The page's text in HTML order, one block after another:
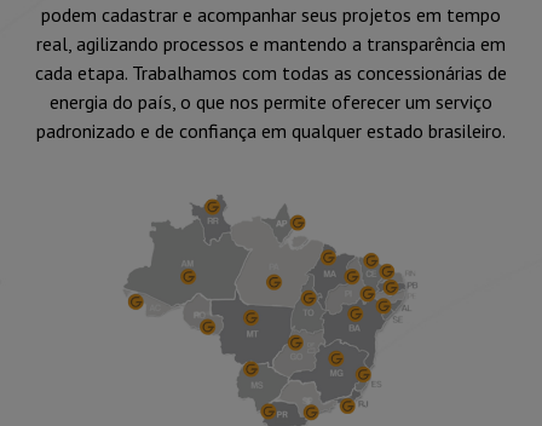
podem cadastrar e acompanhar seus projetos em tempo
real, agilizando processos e mantendo a transparência em
cada etapa. Trabalhamos com todas as concessionárias de
energia do país, o que nos permite oferecer um serviço
padronizado e de confiança em qualquer estado brasileiro.